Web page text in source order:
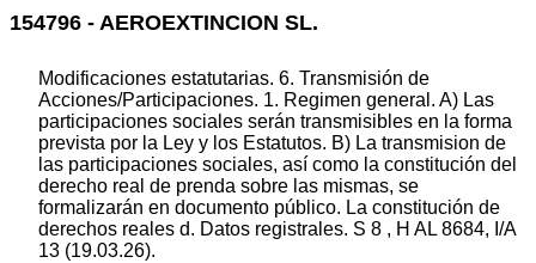
154796 - AEROEXTINCION SL.
Modificaciones estatutarias. 6. Transmisión de
Acciones/Participaciones. 1. Regimen general. A) Las
participaciones sociales serán transmisibles en la forma
prevista por la Ley y los Estatutos. B) La transmision de
las participaciones sociales, así como la constitución del
derecho real de prenda sobre las mismas, se
formalizarán en documento público. La constitución de
derechos reales d. Datos registrales. S 8 , H AL 8684, I/A
13 (19.03.26).